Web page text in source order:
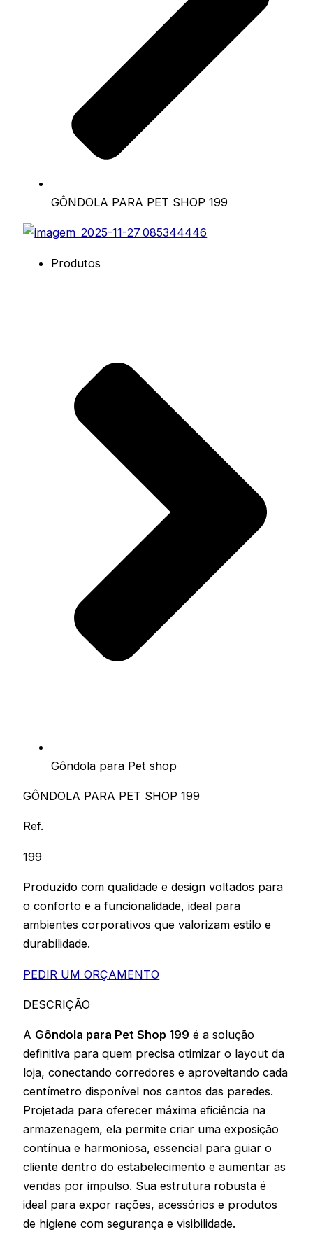
GÔNDOLA PARA PET SHOP 199
Produtos
Gôndola para Pet shop
GÔNDOLA PARA PET SHOP 199
Ref.
199
Produzido com qualidade e design voltados para
o conforto e a funcionalidade, ideal para
ambientes corporativos que valorizam estilo e
durabilidade.
PEDIR UM ORÇAMENTO
DESCRIÇÃO
A Gôndola para Pet Shop 199 é a solução
definitiva para quem precisa otimizar o layout da
loja, conectando corredores e aproveitando cada
centímetro disponível nos cantos das paredes.
Projetada para oferecer máxima eficiência na
armazenagem, ela permite criar uma exposição
contínua e harmoniosa, essencial para guiar o
cliente dentro do estabelecimento e aumentar as
vendas por impulso. Sua estrutura robusta é
ideal para expor rações, acessórios e produtos
de higiene com segurança e visibilidade.